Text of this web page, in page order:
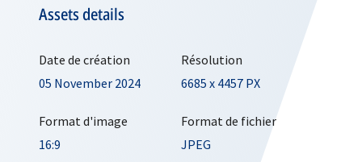
Assets details
Date de création
05 November 2024
Résolution
6685 x 4457 PX
Format d'image
16:9
Format de fichier
JPEG